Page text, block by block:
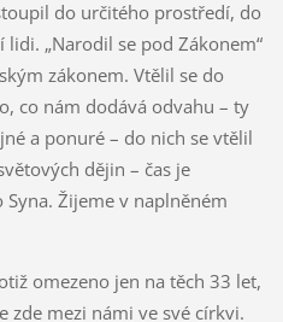
do určitého prostředí, do
„Narodil se pod Zákonem“
zákonem. Vtělil se do
co nám dodává odvahu – ty
a ponuré – do nich se vtělil
dějin – čas je
Žijeme v naplněném
omezeno jen na těch 33 let,
zde mezi námi ve své církvi.